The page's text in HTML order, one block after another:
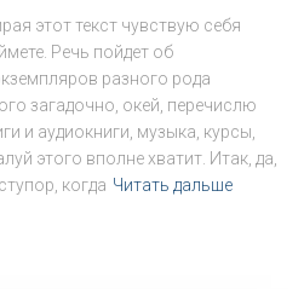
этот текст чувствую себя
Речь пойдет об
разного рода
загадочно, окей, перечислю
и аудиокниги, музыка, курсы,
этого вполне хватит. Итак, да,
когда Читать дальше